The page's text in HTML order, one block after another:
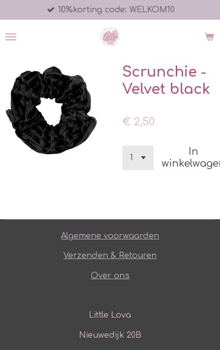
direct
naar
10%korting code: WELKOM10
Scrunchie -
Velvet black
€ 2,50
In
Algemene voorwaarden
Verzenden & Retouren
Over ons
Little Lova
Nieuwedijk 20B